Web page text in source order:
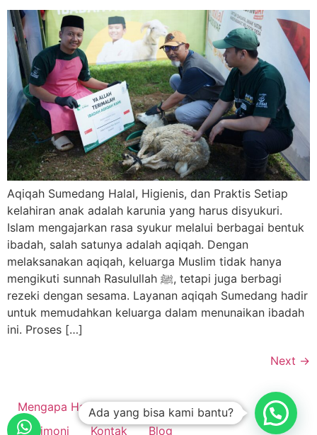
Aqiqah Sumedang Halal, Higienis, dan Praktis Setiap
kelahiran anak adalah karunia yang harus disyukuri.
Islam mengajarkan rasa syukur melalui berbagai bentuk
ibadah, salah satunya adalah aqiqah. Dengan
melaksanakan aqiqah, keluarga Muslim tidak hanya
mengikuti sunnah Rasulullah ﷺ, tetapi juga berbagi
rezeki dengan sesama. Layanan aqiqah Sumedang hadir
untuk memudahkan keluarga dalam menunaikan ibadah
ini. Proses […]
Next →
Mengapa Harus Kami ?
Daftar Harga
Testimoni
Kontak Blog
Ada yang bisa kami bantu?